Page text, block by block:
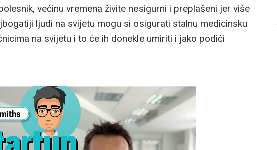
većinu vremena živite nesigurni i preplašeni jer više
ljudi na svijetu mogu si osigurati stalnu medicinsku
na svijetu i to će ih donekle umiriti i jako podići